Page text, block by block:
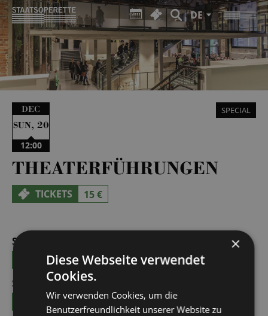
DE
DEC
SUN, 20
12:00
SPECIAL
THEATERFÜHRUNGEN
TICKETS 15 €
SUN | 27.09.2026 | 12:00 - 13:00
TICKETS
15 €
SUN | 04.10.2026 | 12:00 - 13:00
TICKETS
15 €
×
Diese Webseite verwendet
Cookies.
Wir verwenden Cookies, um die
Benutzerfreundlichkeit unserer Website zu